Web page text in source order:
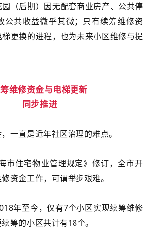
（后期）因无配套商业房产、公共停
公共收益微乎其微；只有续筹维修资
更换的进程，也为未来小区维修与提
维修资金与电梯更新
同步推进
一直是近年社区治理的难点。
市住宅物业管理规定》修订，全市开
资金工作，可谓举步艰难。
年至今，仅有7个小区实现续筹维修
筹的小区共计有18个。